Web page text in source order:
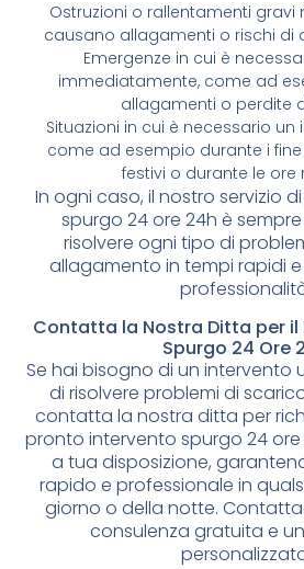
Ostruzioni o rallentamenti gravi
causano allagamenti o rischi di
Emergenze in cui è
immediatamente, come ad
allagamenti o perdite
Situazioni in cui è necessario un
come ad esempio durante i
festivi o durante le ore
In ogni caso, il nostro servizio
spurgo 24 ore 24h è
risolvere ogni tipo di
allagamento in tempi rapidi
Contatta la Nostra Ditta per il
Spurgo 24 Ore
Se hai bisogno di un intervento
di risolvere problemi di
contatta la nostra ditta per
pronto intervento spurgo 24 ore
a tua disposizione,
rapido e professionale in
giorno o della notte.
consulenza gratuita e